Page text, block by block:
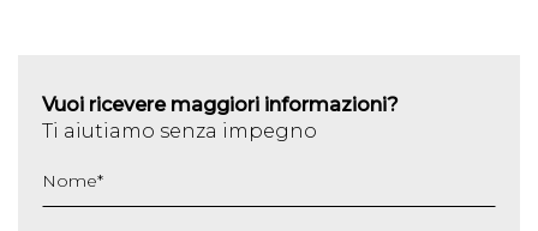
Vuoi ricevere maggiori informazioni?
Ti aiutiamo senza impegno
Nome*